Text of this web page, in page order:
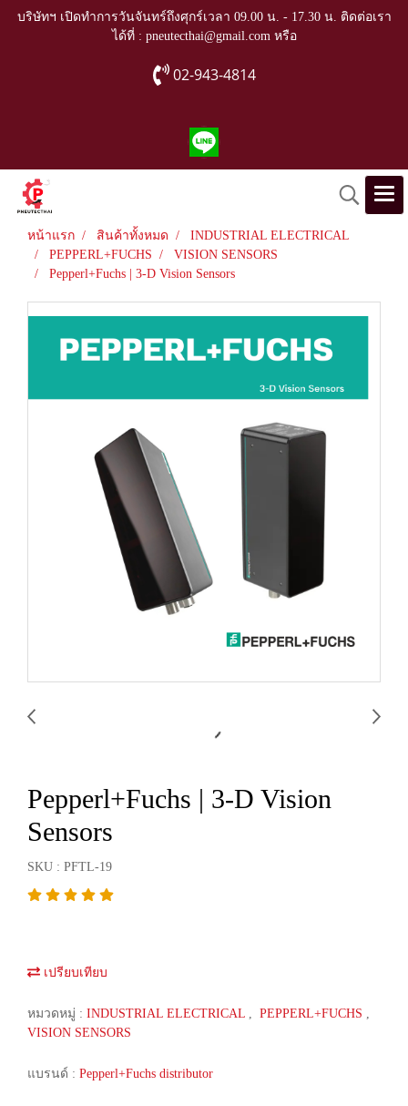
บริษัทฯ เปิดทำการวันจันทร์ถึงศุกร์เวลา 09.00 น. - 17.30 น. ติดต่อเรา
ได้ที่ : pneutecthai@gmail.com หรือ
02-943-4814
หน้าแรก สินค้าทั้งหมด
INDUSTRIAL ELECTRICAL
PEPPERL+FUCHS
VISION SENSORS
Pepperl+Fuchs | 3-D Vision Sensors
Pepperl+Fuchs | 3-D Vision
Sensors
SKU : PFTL-19
เปรียบเทียบ
หมวดหมู่ : INDUSTRIAL ELECTRICAL , PEPPERL+FUCHS ,
VISION SENSORS
แบรนด์ : Pepperl+Fuchs distributor